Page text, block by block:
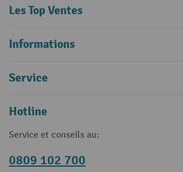
Les Top Ventes
Informations
Service
Hotline
Service et conseils au:
0809 102 700